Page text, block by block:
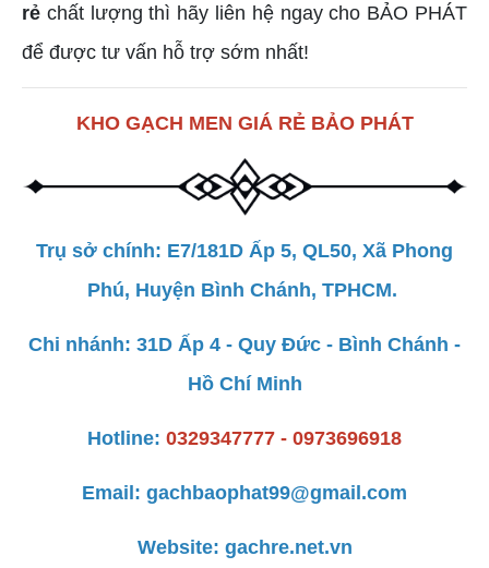
rẻ chất lượng thì hãy liên hệ ngay cho BẢO PHÁT
để được tư vấn hỗ trợ sớm nhất!
KHO GẠCH MEN GIÁ RẺ BẢO PHÁT
Trụ sở chính: E7/181D Ấp 5, QL50, Xã Phong
Phú, Huyện Bình Chánh, TPHCM.
Chi nhánh: 31D Ấp 4 - Quy Đức - Bình Chánh -
Hồ Chí Minh
Hotline: 0329347777 - 0973696918
Email: gachbaophat99@gmail.com
Website: gachre.net.vn